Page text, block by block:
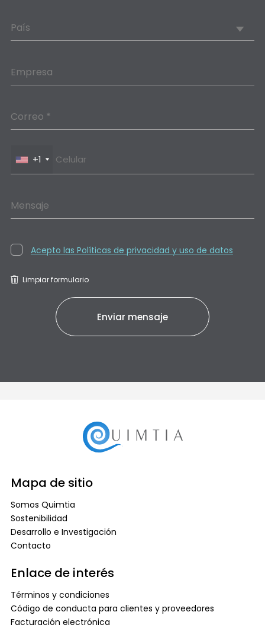
País
Empresa
Correo *
+1
Mensaje
Acepto las Políticas de privacidad y uso de datos
Limpiar formulario
Mapa de sitio
Somos Quimtia
Sostenibilidad
Desarrollo e Investigación
Contacto
Enlace de interés
Términos y condiciones
Código de conducta para clientes y proveedores
Facturación electrónica